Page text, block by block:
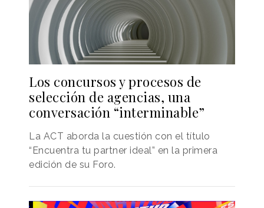
Los concursos y procesos de
selección de agencias, una
conversación “interminable”
La ACT aborda la cuestión con el título
“Encuentra tu partner ideal” en la primera
edición de su Foro.